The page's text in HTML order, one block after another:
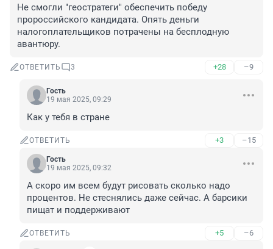
Не смогли "геостратеги" обеспечить победу
пророссийского кандидата. Опять деньги
налогоплательщиков потрачены на бесплодную
авантюру.
ОТВЕТИТЬ 3 +28 –9
Гость
19 мая 2025, 09:29
Как у тебя в стране
ОТВЕТИТЬ +3 –15
Гость
19 мая 2025, 09:32
А скоро им всем будут рисовать сколько надо
процентов. Не стеснялись даже сейчас. А барсики
пищат и поддерживают
ОТВЕТИТЬ +5 –6